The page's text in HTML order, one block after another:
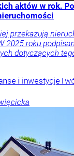
aktów w rok.
przekazują
2025 roku
dotyczących
i inwestycje